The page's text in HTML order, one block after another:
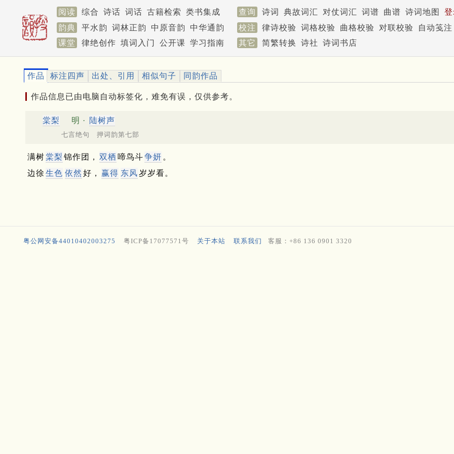
阅读 综合 诗话 词话 古籍检索 类书集成 查询 诗词 典故词汇 对仗词汇 词谱 曲谱 诗词地图
韵典
平水韵 词林正韵 中原音韵 中华通韵 校注 律诗校验 词格校验 曲格校验 对联校验
自动笺注
课堂
律绝创作 填词入门 公开课 学习指南 其它 简繁转换 诗社 诗词书店
作品 标注四声 出处、引用 相似句子 同韵作品
作品信息已由电脑自动标签化，难免有误，仅供参考。
棠梨 明 · 陆树声
七言绝句 押词韵第七部
满树棠梨 锦作团， 双栖 啼鸟斗争妍 。
边徐生色 依然 好， 赢得 东风岁岁看。
粤公网安备44010402003275 粤ICP备17077571号 关于本站 联系我们 客服：+86 136 0901 3320